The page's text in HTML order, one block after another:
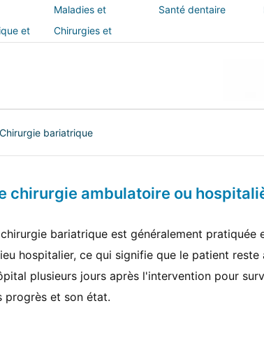
Maladies et
traitements
Santé dentaire
et
Chirurgies et
Chirurgie bariatrique
chirurgie ambulatoire ou
bariatrique est généralement pratiquée
hospitalier, ce qui signifie que le patient reste
plusieurs jours après l'intervention pour
progrès et son état.